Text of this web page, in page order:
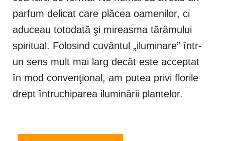
parfum delicat care plăcea oamenilor, ci
aduceau totodată şi mireasma tărâmului
spiritual. Folosind cuvântul „iluminare” într-
un sens mult mai larg decât este acceptat
în mod convenţional, am putea privi florile
drept întruchiparea iluminării plantelor.